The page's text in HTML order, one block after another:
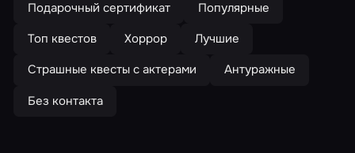
Подарочный сертификат
Популярные
Топ квестов
Хоррор
Лучшие
Страшные квесты с актерами
Антуражные
Без контакта